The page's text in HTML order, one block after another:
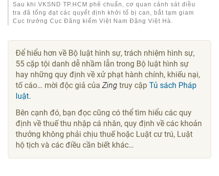
Sau khi VKSND TP.HCM phê chuẩn, cơ quan cảnh sát điều
tra đã tống đạt các quyết định khởi tố bị can, bắt tạm giam
Cục trưởng Cục Đăng kiểm Việt Nam Đặng Việt Hà.
Để hiểu hơn về Bộ luật hình sự, trách nhiệm hình sự,
55 cặp tội danh dễ nhầm lẫn trong Bộ luật hình sự
hay những quy định về xử phạt hành chính, khiếu nại,
tố cáo… mời độc giả củaZingtruy cậpTủ sách Pháp
luật.
Bên cạnh đó, bạn đọc cũng có thể tìm hiểu các quy
định về thuế thu nhập cá nhân, quy định về các khoản
thưởng không phải chịu thuế hoặc Luật cư trú, Luật
hộ tịch và các điều cần biết khác…